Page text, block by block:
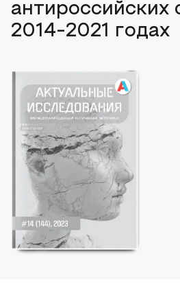
антироссийских
2014-2021 годах